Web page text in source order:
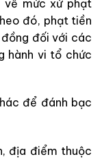
về mức xử phạt
đó, phạt tiền
đối với các
hành vi tổ chức
để đánh bạc
địa điểm thuộc